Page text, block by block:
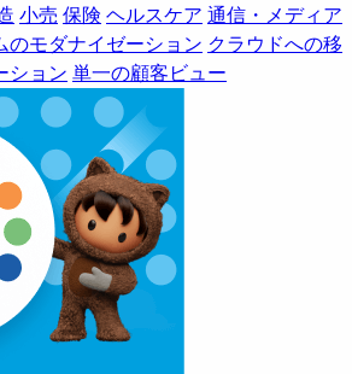
小売 保険 ヘルスケア 通信・メディア
のモダナイゼーション クラウドへの移
ション 単一の顧客ビュー